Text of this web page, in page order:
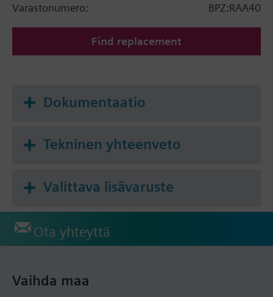
Varastonumero:
BPZ:RAA40
Find replacement
Dokumentaatio
Tekninen yhteenveto
Valittava lisävaruste
Ota yhteyttä
Vaihda maa